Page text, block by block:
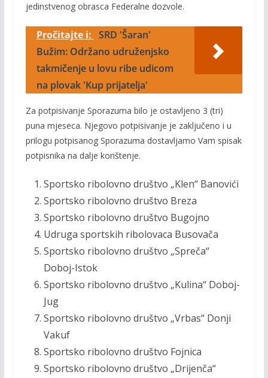
jedinstvenog obrasca Federalne dozvole.
Pročitajte i: SRD 'Šaran'
Bužim: Održano udruženjsko
takmičenje u lovu ribe udicom
na plovak 'Kup prijatelja'
Za potpisivanje Sporazuma bilo je ostavljeno 3 (tri)
puna mjeseca. Njegovo potpisivanje je zaključeno i u
prilogu potpisanog Sporazuma dostavljamo Vam spisak
potpisnika na dalje korištenje.
Sportsko ribolovno društvo „Klen“ Banovići
Sportsko ribolovno društvo Breza
Sportsko ribolovno društvo Bugojno
Udruga sportskih ribolovaca Busovača
Sportsko ribolovno društvo „Spreča“
Doboj-Istok
Sportsko ribolovno društvo „Kulina“ Doboj-
Jug
Sportsko ribolovno društvo „Vrbas“ Donji
Vakuf
Sportsko ribolovno društvo Fojnica
Sportsko ribolovno društvo „Drijenča“